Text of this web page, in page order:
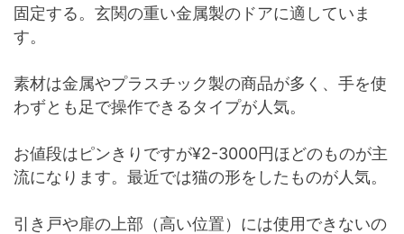
固定する。玄関の重い金属製のドアに適していま
す。
素材は金属やプラスチック製の商品が多く、手を使
わずとも足で操作できるタイプが人気。
お値段はピンきりですが¥2-3000円ほどのものが主
流になります。最近では猫の形をしたものが人気。
引き戸や扉の上部（高い位置）には使用できないの